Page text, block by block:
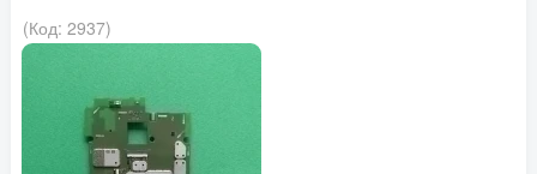
(Код: 2937)